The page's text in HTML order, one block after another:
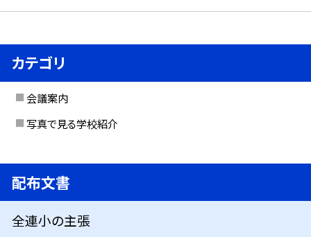
カテゴリ
会議案内
写真で見る学校紹介
配布文書
全連小の主張